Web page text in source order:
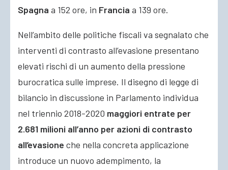
Spagna a 152 ore, in Francia a 139 ore.
Nell’ambito delle politiche fiscali va segnalato che
interventi di contrasto all’evasione presentano
elevati rischi di un aumento della pressione
burocratica sulle imprese. Il disegno di legge di
bilancio in discussione in Parlamento individua
nel triennio 2018-2020 maggiori entrate per
2.681 milioni all’anno per azioni di contrasto
all’evasione che nella concreta applicazione
introduce un nuovo adempimento, la